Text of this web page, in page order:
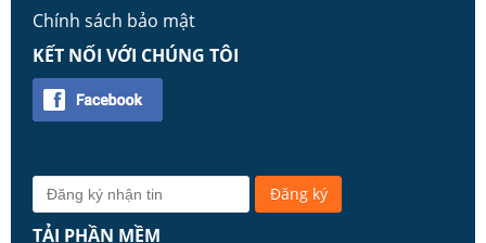
Chính sách bảo mật
KẾT NỐI VỚI CHÚNG TÔI
TẢI PHẦN MỀM